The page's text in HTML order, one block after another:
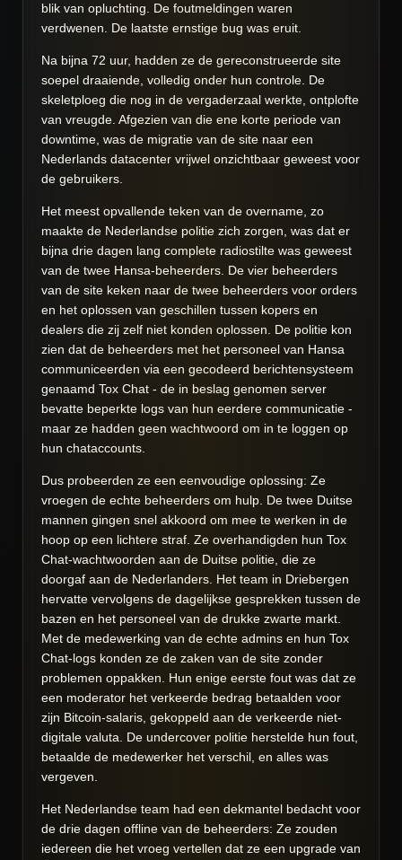
blik van opluchting. De foutmeldingen waren
verdwenen. De laatste ernstige bug was eruit.
Na bijna 72 uur, hadden ze de gereconstrueerde site
soepel draaiende, volledig onder hun controle. De
skeletploeg die nog in de vergaderzaal werkte, ontplofte
van vreugde. Afgezien van die ene korte periode van
downtime, was de migratie van de site naar een
Nederlands datacenter vrijwel onzichtbaar geweest voor
de gebruikers.
Het meest opvallende teken van de overname, zo
maakte de Nederlandse politie zich zorgen, was dat er
bijna drie dagen lang complete radiostilte was geweest
van de twee Hansa-beheerders. De vier beheerders
van de site keken naar de twee beheerders voor orders
en het oplossen van geschillen tussen kopers en
dealers die zij zelf niet konden oplossen. De politie kon
zien dat de beheerders met het personeel van Hansa
communiceerden via een gecodeerd berichtensysteem
genaamd Tox Chat - de in beslag genomen server
bevatte beperkte logs van hun eerdere communicatie -
maar ze hadden geen wachtwoord om in te loggen op
hun chataccounts.
Dus probeerden ze een eenvoudige oplossing: Ze
vroegen de echte beheerders om hulp. De twee Duitse
mannen gingen snel akkoord om mee te werken in de
hoop op een lichtere straf. Ze overhandigden hun Tox
Chat-wachtwoorden aan de Duitse politie, die ze
doorgaf aan de Nederlanders. Het team in Driebergen
hervatte vervolgens de dagelijkse gesprekken tussen de
bazen en het personeel van de drukke zwarte markt.
Met de medewerking van de echte admins en hun Tox
Chat-logs konden ze de zaken van de site zonder
problemen oppakken. Hun enige eerste fout was dat ze
een moderator het verkeerde bedrag betaalden voor
zijn Bitcoin-salaris, gekoppeld aan de verkeerde niet-
digitale valuta. De undercover politie herstelde hun fout,
betaalde de medewerker het verschil, en alles was
vergeven.
Het Nederlandse team had een dekmantel bedacht voor
de drie dagen offline van de beheerders: Ze zouden
iedereen die het vroeg vertellen dat ze een upgrade van